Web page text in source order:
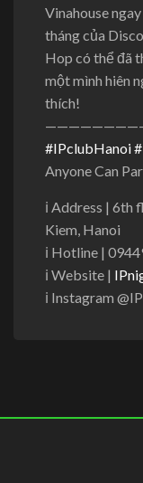
Vinahouse
tháng của
Hop có thể đã
một mình hiên
thích!
#IPclubHanoi#
Anyone Can
ℹ Address | 6th
Kiem, Hanoi
ℹ Hotline |
ℹ Website |
ℹ Instagram